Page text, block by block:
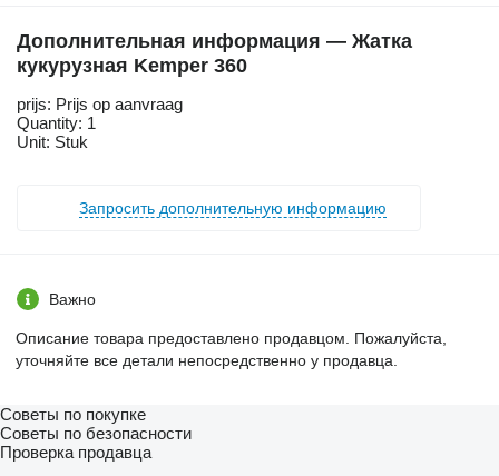
Дополнительная информация — Жатка
кукурузная Kemper 360
prijs: Prijs op aanvraag
Quantity: 1
Unit: Stuk
Запросить дополнительную информацию
Важно
Описание товара предоставлено продавцом. Пожалуйста,
уточняйте все детали непосредственно у продавца.
Советы по покупке
Советы по безопасности
Проверка продавца